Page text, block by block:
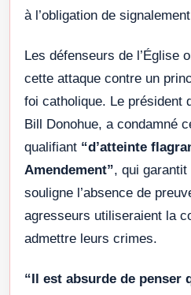
à l’obligation de
Les défenseurs de l’Église
cette attaque contre un
foi catholique. Le président
Bill Donohue, a condamné
qualifiant “d’atteinte
Amendement”, qui
souligne l’absence de
agresseurs utiliseraient la
admettre leurs crimes.
“Il est absurde de penser